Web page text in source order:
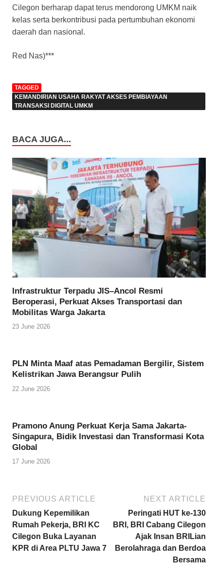
Cilegon berharap dapat terus mendorong UMKM naik
kelas serta berkontribusi pada pertumbuhan ekonomi
daerah dan nasional.
Red Nas)***
TAGGED
KEMANDIRIAN USAHA RAKYAT AKSES PEMBIAYAAN
TRANSAKSI DIGITAL UMKM
BACA JUGA...
Infrastruktur Terpadu JIS–Ancol Resmi
Beroperasi, Perkuat Akses Transportasi dan
Mobilitas Warga Jakarta
23 June 2026
PLN Minta Maaf atas Pemadaman Bergilir, Sistem
Kelistrikan Jawa Berangsur Pulih
22 June 2026
Pramono Anung Perkuat Kerja Sama Jakarta-
Singapura, Bidik Investasi dan Transformasi Kota
Global
17 June 2026
PREVIOUS ARTICLE
Dukung Kepemilikan
Rumah Pekerja, BRI KC
Cilegon Buka Layanan
KPR di Area PLTU Jawa 7
NEXT ARTICLE
Peringati HUT ke-130
BRI, BRI Cabang Cilegon
Ajak Insan BRILian
Berolahraga dan Berdoa
Bersama